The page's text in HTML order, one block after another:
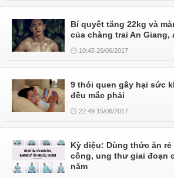
Bí quyết tăng 22kg và
của chàng trai An Giang,
10:45 26/06/2017
9 thói quen gây hại sức
đều mắc phải
22:49 15/06/2017
Kỳ diệu: Dùng thức ăn
công, ung thư giai đoạn
năm